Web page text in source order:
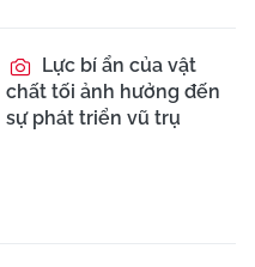
Lực bí ẩn của vật
chất tối ảnh hưởng đến
sự phát triển vũ trụ